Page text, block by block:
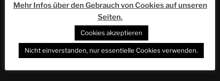
Mehr Infos über den Gebrauch von Cookies auf unseren
Seiten.
Cookies akzeptieren
Nicht einverstanden, nur essentielle Cookies verwenden.